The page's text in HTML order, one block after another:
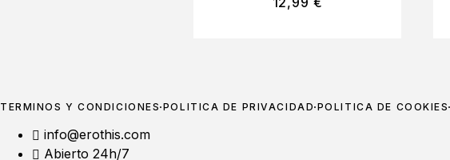
TÉRMINOS Y CONDICIONES POLÍTICA DE PRIVACIDAD POLÍTICA DE COOKIES
info@erothis.com
Abierto 24h/7